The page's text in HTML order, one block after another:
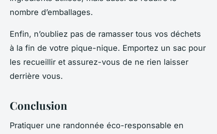
nombre d’emballages.
Enfin, n’oubliez pas de ramasser tous vos déchets
à la fin de votre pique-nique. Emportez un sac pour
les recueillir et assurez-vous de ne rien laisser
derrière vous.
Conclusion
Pratiquer une randonnée éco-responsable en